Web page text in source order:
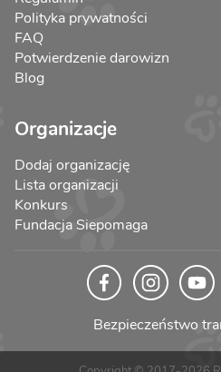
Polityka prywatności
FAQ
Potwierdzenie darowizn
Blog
Organizacje
Dodaj organizację
Lista organizacji
Konkurs
Fundacja Siepomaga
Bezpieczeństwo